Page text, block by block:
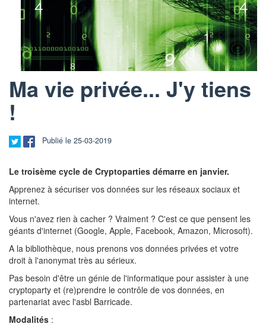
Ma vie privée... J'y tiens
!
Publié le 25-03-2019
Le troisème cycle de Cryptoparties démarre en janvier.
Apprenez à sécuriser vos données sur les réseaux sociaux et
internet.
Vous n'avez rien à cacher ? Vraiment ? C'est ce que pensent les
géants d'internet (Google, Apple, Facebook, Amazon, Microsoft).
A la bibliothèque, nous prenons vos données privées et votre
droit à l'anonymat très au sérieux.
Pas besoin d'être un génie de l'informatique pour assister à une
cryptoparty et (re)prendre le contrôle de vos données, en
partenariat avec l'asbl Barricade.
Modalités :